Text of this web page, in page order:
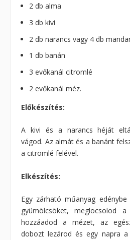
2 db alma
3 db kivi
2 db narancs vagy 4 db
1 db banán
3 evőkanál citromlé
2 evőkanál méz.
Előkészítés:
A kivi és a narancs héját
vágod. Az almát és a banánt
a citromlé felével.
Elkészítés:
Egy zárható műanyag
gyümölcsöket, meglocsolod
hozzáadod a mézet, az
dobozt lezárod és egy napra